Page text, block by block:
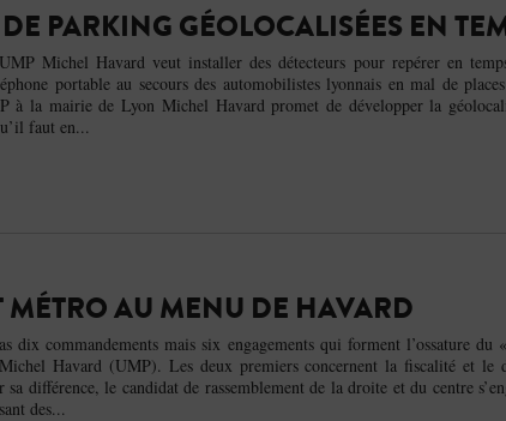
PARKING GÉOLOCALISÉES EN
Michel Havard veut installer des détecteurs pour repérer en
portable au secours des automobilistes lyonnais en mal de
à la mairie de Lyon Michel Havard promet de développer la
faut en...
MÉTRO AU MENU DE HAVARD
dix commandements mais six engagements qui forment l’ossature du
Havard (UMP). Les deux premiers concernent la fiscalité et le
sa différence, le candidat de rassemblement de la droite et du centre
des...